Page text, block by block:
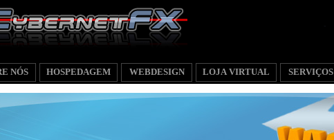
NÓS HOSPEDAGEM WEBDESIGN LOJA VIRTUAL SERVIÇOS